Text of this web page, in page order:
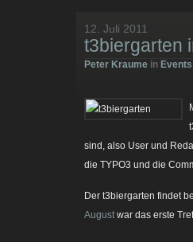
12. Juli 2011
t3biergarten
Peter Kraume in Events
sind, also User und
die TYPO3 und die
Der t3biergarten findet
Augustwar das erste